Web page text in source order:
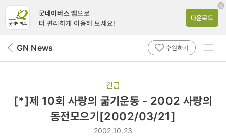
굿네이버스 앱으로
더 편리하게 이용해 보세요!
다운로드
뒤 GN News 후원하기
전체
긴급
[*]제 10회 사랑의 굶기운동 - 2002 사랑의
동전모으기[2002/03/21]
2002.10.23